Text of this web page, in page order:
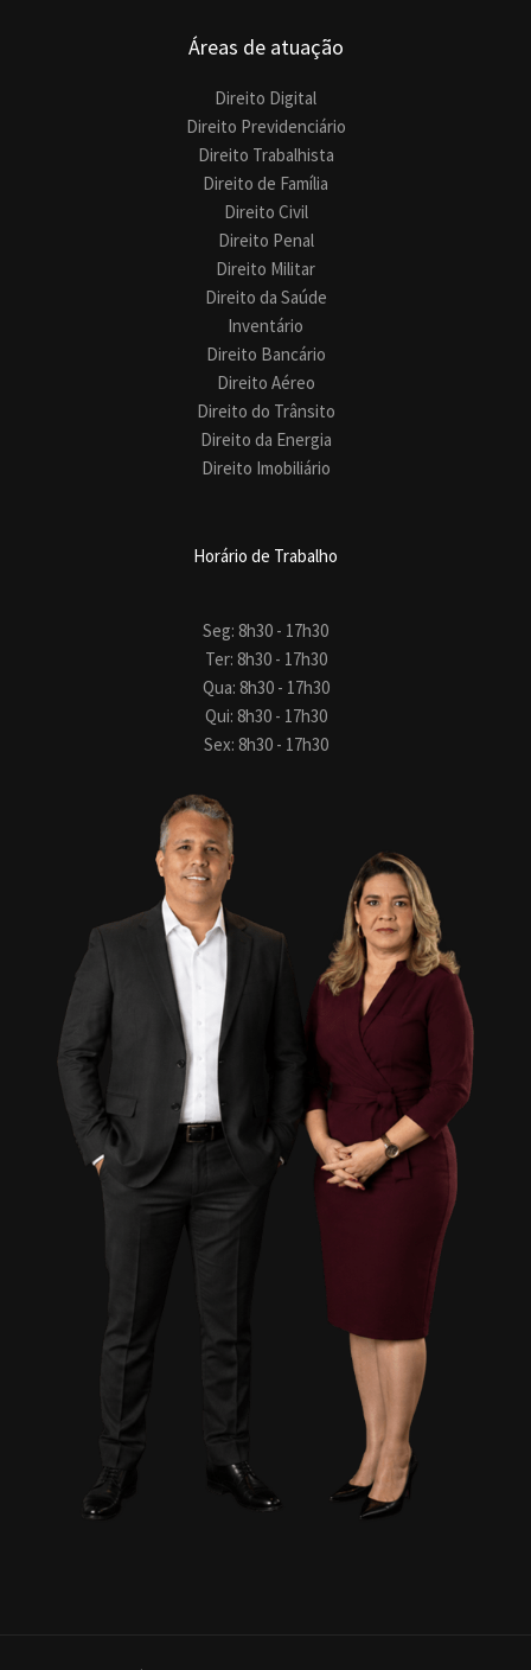
Áreas de atuação
Direito Digital
Direito Previdenciário
Direito Trabalhista
Direito de Família
Direito Civil
Direito Penal
Direito Militar
Direito da Saúde
Inventário
Direito Bancário
Direito Aéreo
Direito do Trânsito
Direito da Energia
Direito Imobiliário
Horário de Trabalho
Seg: 8h30 - 17h30
Ter: 8h30 - 17h30
Qua: 8h30 - 17h30
Qui: 8h30 - 17h30
Sex: 8h30 - 17h30